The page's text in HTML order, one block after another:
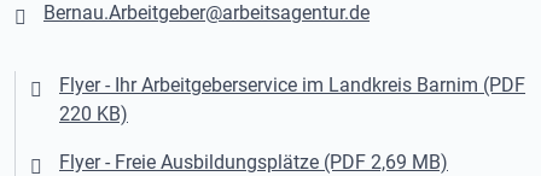
Bernau.Arbeitgeber@arbeitsagentur.de
Flyer - Ihr Arbeitgeberservice im Landkreis Barnim (PDF
220 KB)
Flyer - Freie Ausbildungsplätze (PDF 2,69 MB)